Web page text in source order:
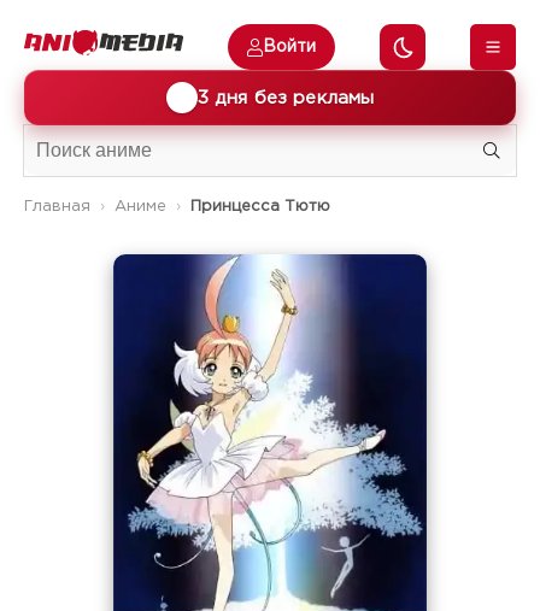
3 дня без рекламы
Войти
Главная Аниме Принцесса Тютю